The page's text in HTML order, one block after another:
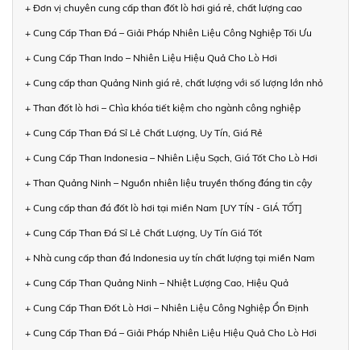
+ Đơn vị chuyên cung cấp than đốt lò hơi giá rẻ, chất lượng cao
+ Cung Cấp Than Đá – Giải Pháp Nhiên Liệu Công Nghiệp Tối Ưu
+ Cung Cấp Than Indo – Nhiên Liệu Hiệu Quả Cho Lò Hơi
+ Cung cấp than Quảng Ninh giá rẻ, chất lượng với số lượng lớn nhỏ
+ Than đốt lò hơi – Chìa khóa tiết kiệm cho ngành công nghiệp
+ Cung Cấp Than Đá Sỉ Lẻ Chất Lượng, Uy Tín, Giá Rẻ
+ Cung Cấp Than Indonesia – Nhiên Liệu Sạch, Giá Tốt Cho Lò Hơi
+ Than Quảng Ninh – Nguồn nhiên liệu truyền thống đáng tin cậy
+ Cung cấp than đá đốt lò hơi tại miền Nam [UY TÍN - GIÁ TỐT]
+ Cung Cấp Than Đá Sỉ Lẻ Chất Lượng, Uy Tín Giá Tốt
+ Nhà cung cấp than đá Indonesia uy tín chất lượng tại miền Nam
+ Cung Cấp Than Quảng Ninh – Nhiệt Lượng Cao, Hiệu Quả
+ Cung Cấp Than Đốt Lò Hơi – Nhiên Liệu Công Nghiệp Ổn Định
+ Cung Cấp Than Đá – Giải Pháp Nhiên Liệu Hiệu Quả Cho Lò Hơi